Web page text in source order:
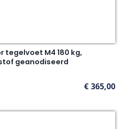
tegelvoet M4 180 kg,
geanodiseerd
€ 365,00